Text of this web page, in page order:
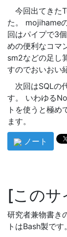
今回出てきた
た。 mojihame
回はパイプで3
めの便利なコマ
sm2などの足し
すのでおいおい
次回はSQLの
す。 いわゆる
トを使うと極め
ます。
ノート
このサ
研究者兼物書き
トはBash製です。